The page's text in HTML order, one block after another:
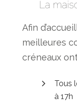
Afin
meilleures
créneaux
Tous
à 17h